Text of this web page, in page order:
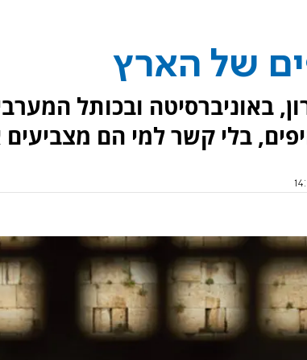
של הארץ
באוניברסיטה ובכותל
בלי קשר למי הם